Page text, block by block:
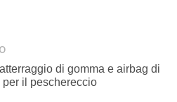
di gomma e airbag di
il peschereccio